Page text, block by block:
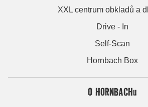
XXL centrum obkladů a
Drive - In
Self-Scan
Hornbach Box
O HORNBACHu